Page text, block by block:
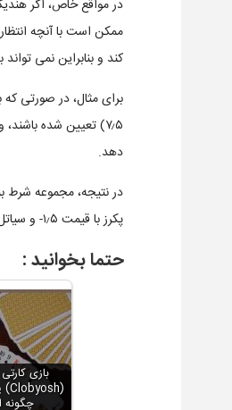
در مواقع خاص، اگر
ممکن است با آنچه
کند و بنابراین نمی‌
دهد.
پکرز با قیمت ۱٫۵- و سیاتل سی هاوکس با قیمت ۱٫۵+ خواهد بود که معمولاً انتظار دارید.
حتما بخوانید :
بازی